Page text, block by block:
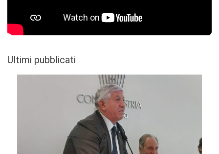
Ultimi pubblicati